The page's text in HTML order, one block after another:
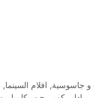
و جاسوسية, افلام السينما,